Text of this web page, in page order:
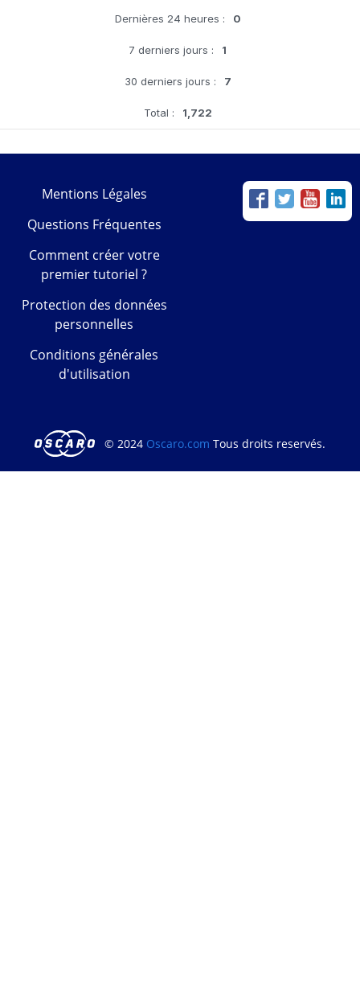
Dernières 24 heures : 0
7 derniers jours : 1
30 derniers jours : 7
Total : 1,722
Mentions Légales
Questions Fréquentes
Comment créer votre
premier tutoriel ?
Protection des données
personnelles
Conditions générales
d'utilisation
© 2024 Oscaro.com Tous droits reservés.